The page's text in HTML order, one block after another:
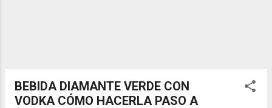
BEBIDA DIAMANTE VERDE CON
VODKA CÓMO HACERLA PASO A